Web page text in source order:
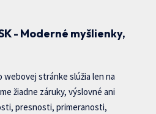
- Moderné myšlienky,
stránke slúžia len na
žiadne záruky, výslovné ani
presnosti, primeranosti,